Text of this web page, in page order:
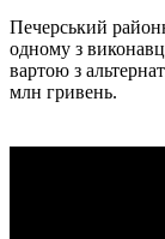
Печерський
одному з
вартою з
млн гривень.